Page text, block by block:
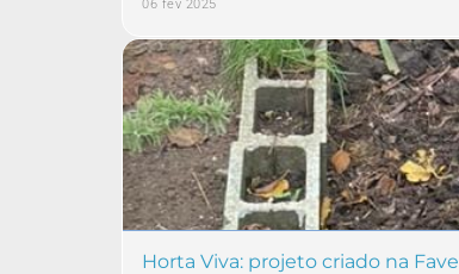
06 fev 2025
Horta Viva: projeto criado na